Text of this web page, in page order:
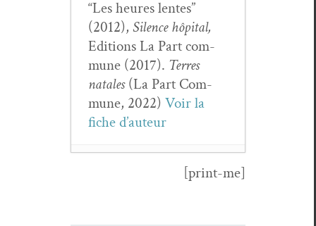
“Les heures lentes”
(2012), Silence hôpi­tal,
Edi­tions La Part com­
mune (2017). Ter­res
natales(La Part Com­
mune, 2022) Voir la
fiche d’auteur
Gérard Pfis­ter,
[print-me]